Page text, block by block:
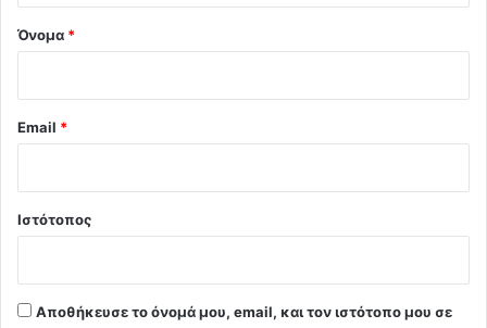
Όνομα *
Email *
Ιστότοπος
Αποθήκευσε το όνομά μου, email, και τον ιστότοπο μου σε